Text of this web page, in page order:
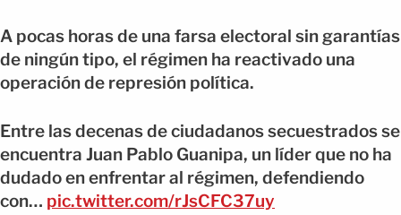
A pocas horas de una farsa electoral sin garantías
de ningún tipo, el régimen ha reactivado una
operación de represión política.
Entre las decenas de ciudadanos secuestrados se
encuentra Juan Pablo Guanipa, un líder que no ha
dudado en enfrentar al régimen, defendiendo
con… pic.twitter.com/rJsCFC37uy